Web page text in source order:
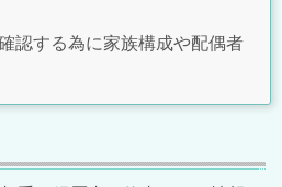
認する為に家族構成や配偶者